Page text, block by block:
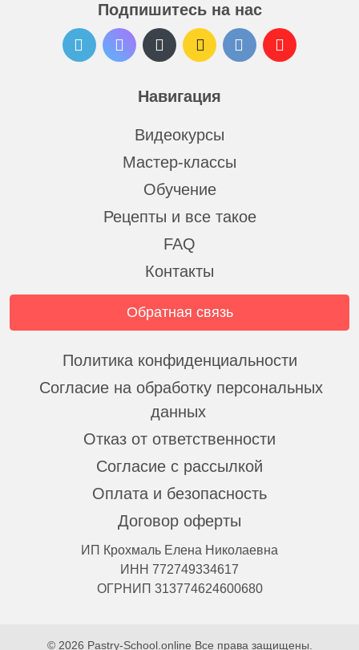
Навигация
Видеокурсы
Мастер-классы
Обучение
Рецепты и все такое
FAQ
Контакты
Подпишитесь на нас
Обратная связь
Политика конфиденциальности
Согласие на обработку персональных
данных
Отказ от ответственности
Согласие с рассылкой
Оплата и безопасность
Договор оферты
ИП Крохмаль Елена Николаевна
ИНН 772749334617
ОГРНИП 313774624600680
© 2026 Pastry-School.online Все права защищены.